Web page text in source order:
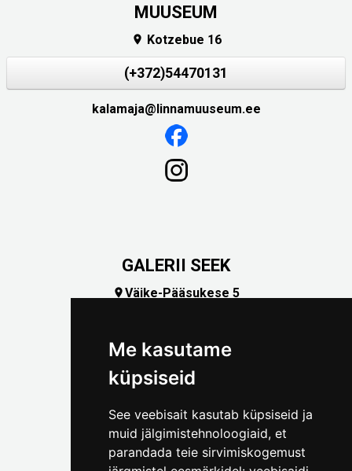
Me kasutame
küpsiseid
See veebisait kasutab küpsiseid ja
muid jälgimistehnoloogiaid, et
parandada teie sirvimiskogemust
MUUSEUM
 Kotzebue 16
(+372)54470131
kalamaja@linnamuuseum.ee
GALERII SEEK
Väike-Pääsukese 5